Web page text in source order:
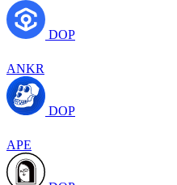
DOP
ANKR
DOP
APE